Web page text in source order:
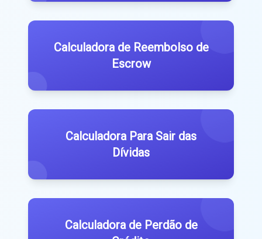
Calculadora de Reembolso de
Escrow
Calculadora Para Sair das
Dívidas
Calculadora de Perdão de